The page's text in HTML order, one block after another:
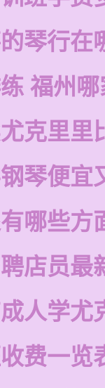
琴行在
福州
克里里
琴便宜
哪些方
店员最
人学尤
费一览